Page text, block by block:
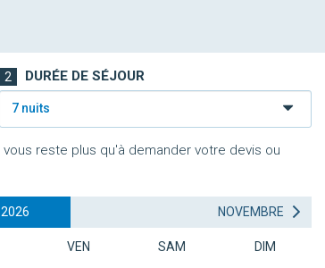
2 DURÉE DE SÉJOUR
7 nuits
reste plus qu'à demander votre devis ou
NOVEMBRE
VEN SAM DIM